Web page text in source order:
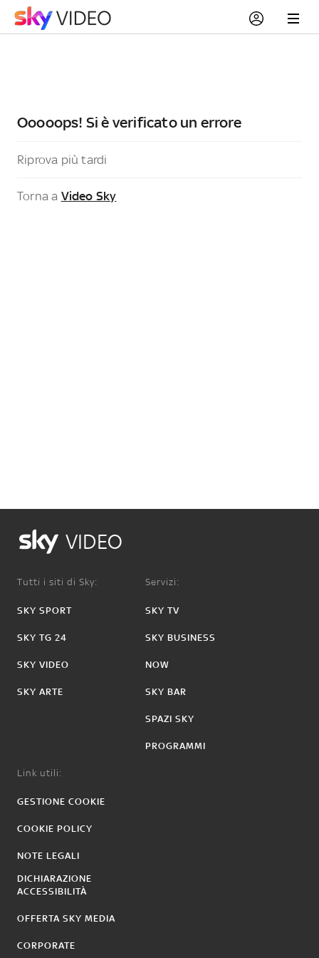
Ooooops! Si è verificato un errore
Riprova più tardi
Torna a Video Sky
VIDEO
Tutti i siti di Sky:
SKY SPORT
SKY TG 24
SKY VIDEO
SKY ARTE
Servizi:
SKY TV
SKY BUSINESS
NOW
SKY BAR
SPAZI SKY
PROGRAMMI
Link utili:
GESTIONE COOKIE
COOKIE POLICY
NOTE LEGALI
DICHIARAZIONE
ACCESSIBILITÀ
OFFERTA SKY MEDIA
CORPORATE